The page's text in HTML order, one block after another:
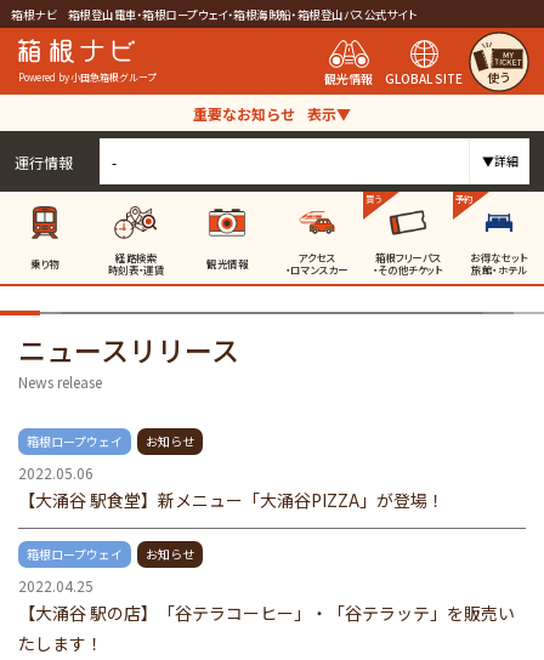
箱根ナビ 箱根登山電車・箱根ロープウェイ・箱根海賊船・箱根登山バス公式サイト
Powered by 小田急箱根グループ 観光情報 GLOBAL SITE 使う
重要なお知らせ 表示▼
運行情報 - ▼詳細
乗り物 経路検索
時刻表・運賃 観光情報 アクセス
・ロマンスカー
買う
箱根フリーパス
・その他チケット
予約
お得なセット
旅館・ホテル
ニュースリリース
News release
箱根ロープウェイ お知らせ
2022.05.06
【大涌谷 駅食堂】新メニュー「大涌谷PIZZA」が登場！
箱根ロープウェイ お知らせ
2022.04.25
【大涌谷 駅の店】「谷テラコーヒー」・「谷テラッテ」を販売い
たします！